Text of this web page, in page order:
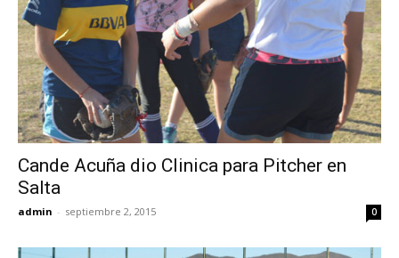
Cande Acuña dio Clinica para Pitcher en
Salta
admin - septiembre 2, 2015 0